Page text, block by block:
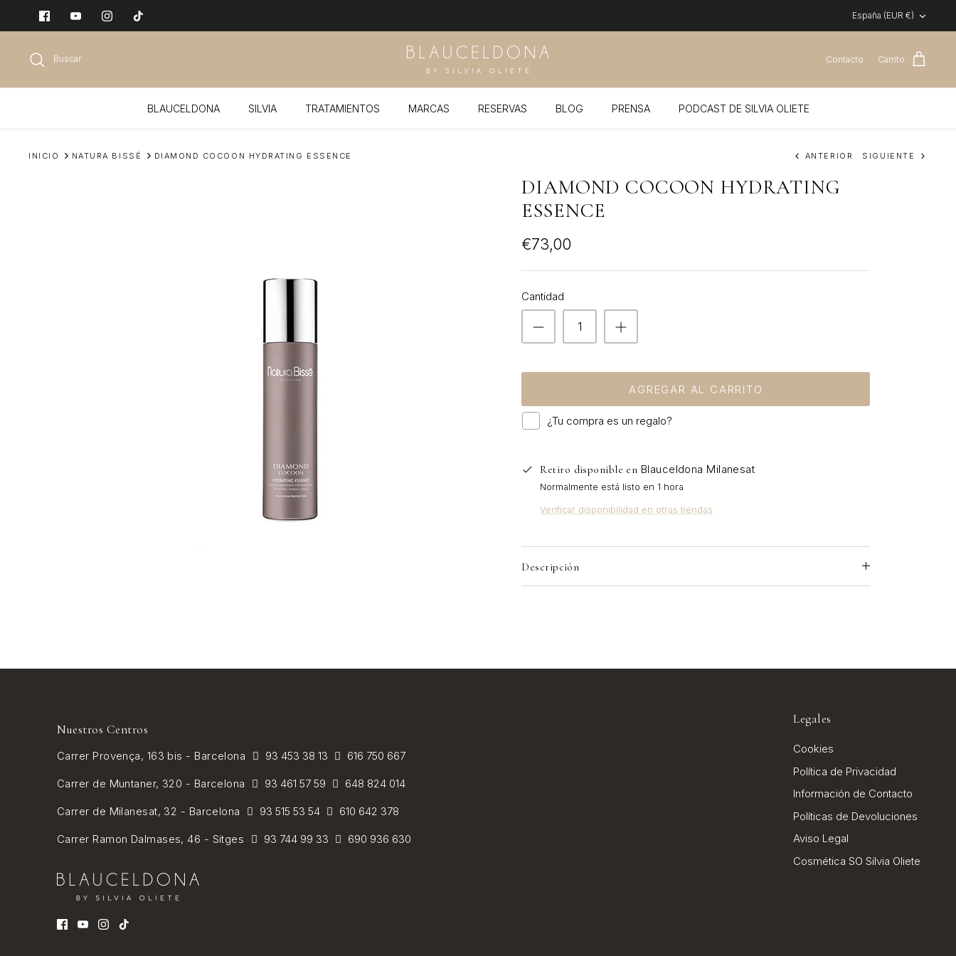
Moneda
España (EUR €)
Buscar Contacto Carrito
BLAUCELDONA SILVIA TRATAMIENTOS MARCAS RESERVAS BLOG PRENSA PODCAST DE SILVIA OLIETE
INICIO NATURA BISSÉ DIAMOND COCOON HYDRATING ESSENCE ANTERIOR SIGUIENTE
DIAMOND COCOON HYDRATING
ESSENCE
€73,00
Cantidad
AGREGAR AL CARRITO
¿Tu compra es un regalo?
Retiro disponible en Blauceldona Milanesat
Normalmente está listo en 1 hora
Verificar disponibilidad en otras tiendas
Descripción
Nuestros Centros
Carrer Provença, 163 bis - Barcelona 93 453 38 13 616 750 667
Carrer de Muntaner, 320 - Barcelona 93 461 57 59 648 824 014
Carrer de Milanesat, 32 - Barcelona 93 515 53 54 610 642 378
Carrer Ramon Dalmases, 46 - Sitges 93 744 99 33 690 936 630
Legales
Cookies
Política de Privacidad
Información de Contacto
Políticas de Devoluciones
Aviso Legal
Cosmética SO Silvia Oliete